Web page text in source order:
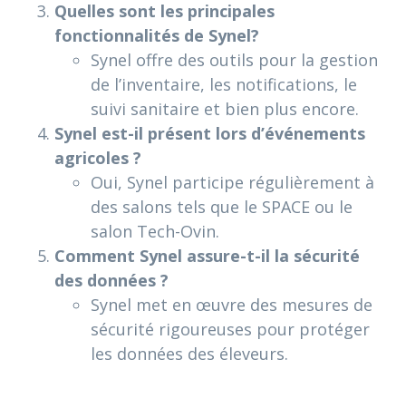
Quelles sont les principales
fonctionnalités de Synel?
Synel offre des outils pour la gestion
de l’inventaire, les notifications, le
suivi sanitaire et bien plus encore.
Synel est-il présent lors d’événements
agricoles ?
Oui, Synel participe régulièrement à
des salons tels que le SPACE ou le
salon Tech-Ovin.
Comment Synel assure-t-il la sécurité
des données ?
Synel met en œuvre des mesures de
sécurité rigoureuses pour protéger
les données des éleveurs.